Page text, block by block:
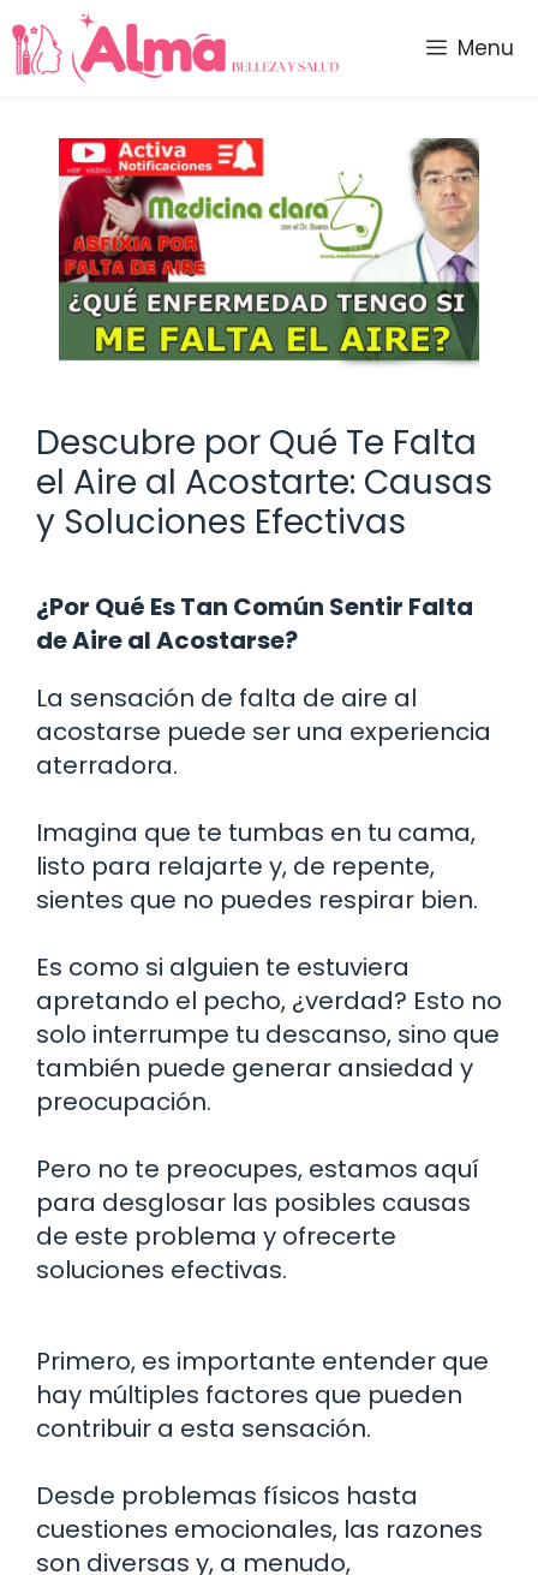
Saltar
al
contenido
Menu
Descubre por Qué Te Falta
el Aire al Acostarte: Causas
y Soluciones Efectivas
¿Por Qué Es Tan Común Sentir Falta
de Aire al Acostarse?
La sensación de falta de aire al
acostarse puede ser una experiencia
aterradora.
Imagina que te tumbas en tu cama,
listo para relajarte y, de repente,
sientes que no puedes respirar bien.
Es como si alguien te estuviera
apretando el pecho, ¿verdad? Esto no
solo interrumpe tu descanso, sino que
también puede generar ansiedad y
preocupación.
Pero no te preocupes, estamos aquí
para desglosar las posibles causas
de este problema y ofrecerte
soluciones efectivas.
Primero, es importante entender que
hay múltiples factores que pueden
contribuir a esta sensación.
Desde problemas físicos hasta
cuestiones emocionales, las razones
son diversas y, a menudo,